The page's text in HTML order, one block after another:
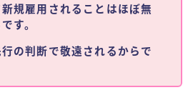
規雇用されることはほぼ無
す。
行の判断で敬遠されるからで